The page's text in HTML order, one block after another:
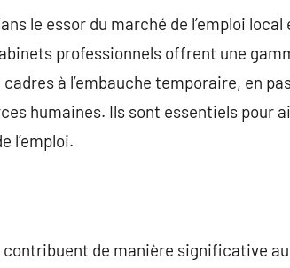
le essor du marché de l’emploi local
professionnels offrent une
à l’embauche temporaire, en
humaines. Ils sont essentiels pour
l’emploi.
de manière significative